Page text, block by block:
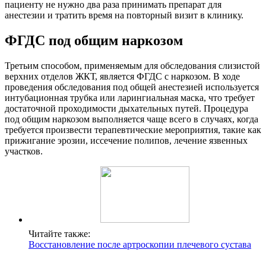
пациенту не нужно два раза принимать препарат для
анестезии и тратить время на повторный визит в клинику.
ФГДС под общим наркозом
Третьим способом, применяемым для обследования слизистой
верхних отделов ЖКТ, является ФГДС с наркозом. В ходе
проведения обследования под общей анестезией используется
интубационная трубка или ларингиальная маска, что требует
достаточной проходимости дыхательных путей. Процедура
под общим наркозом выполняется чаще всего в случаях, когда
требуется произвести терапевтические мероприятия, такие как
прижигание эрозии, иссечение полипов, лечение язвенных
участков.
Читайте также:
Восстановление после артроскопии плечевого сустава